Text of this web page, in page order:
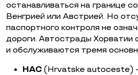
останавливаться на границе
Венгрией или Австрией. Но
паспортного контроля не
дороги. Автострады Хорватии
и обслуживаются тремя
HAC (Hrvatske autoceste)